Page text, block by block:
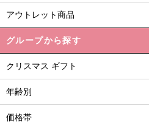
アウトレット商品
グループから探す
クリスマス ギフト
年齢別
価格帯